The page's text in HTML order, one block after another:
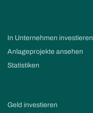
In Unternehmen investieren
Anlageprojekte ansehen
Statistiken
Geld investieren